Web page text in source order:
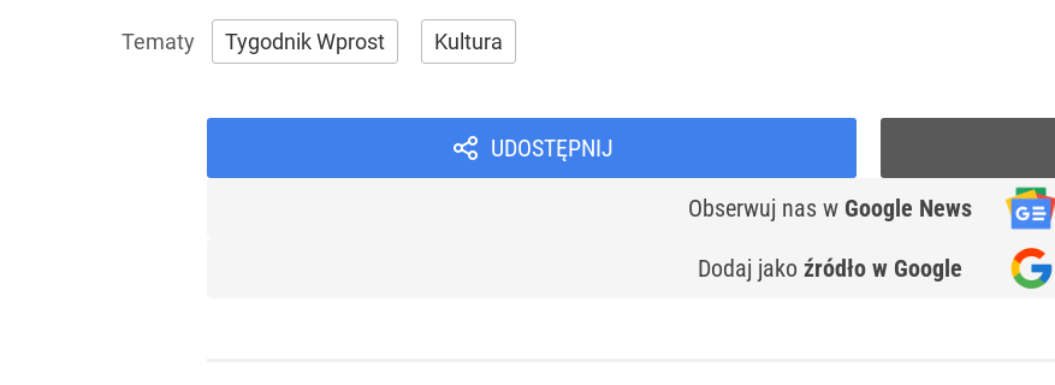
Tygodnik Wprost Kultura
UDOSTĘPNIJ
Obserwuj nas w Google News
Dodaj jako źródło w Google